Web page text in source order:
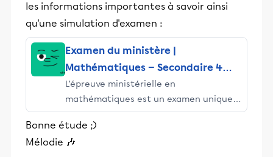
les informations importantes à savoir ainsi
qu'une simulation d'examen :
Examen du ministère |
Mathématiques — Secondaire 4
(CST)
​L’épreuve ministérielle en
mathématiques est un examen unique
obligatoire qu’un élève doit compléter
en 4e secondaire. L’examen est différent
selon la séquence de l’élève. Culture,
Bonne étude ;)
Mélodie 🎶